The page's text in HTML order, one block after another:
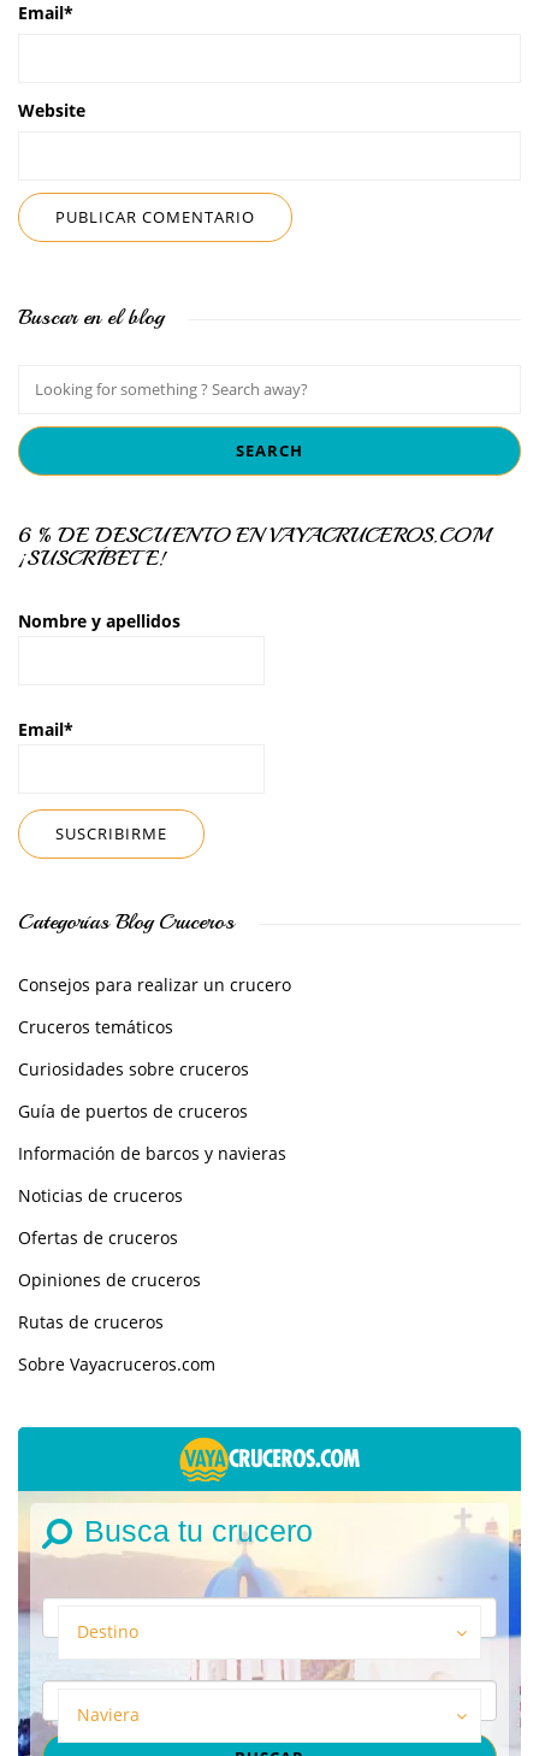
Email*
Website
Buscar en el blog
6 % DE DESCUENTO EN VAYACRUCEROS.COM
¡SUSCRÍBETE!
Nombre y apellidos
Email*
Categorías Blog Cruceros
Consejos para realizar un crucero
Cruceros temáticos
Curiosidades sobre cruceros
Guía de puertos de cruceros
Información de barcos y navieras
Noticias de cruceros
Ofertas de cruceros
Opiniones de cruceros
Rutas de cruceros
Sobre Vayacruceros.com
Busca tu crucero
Destino
Naviera